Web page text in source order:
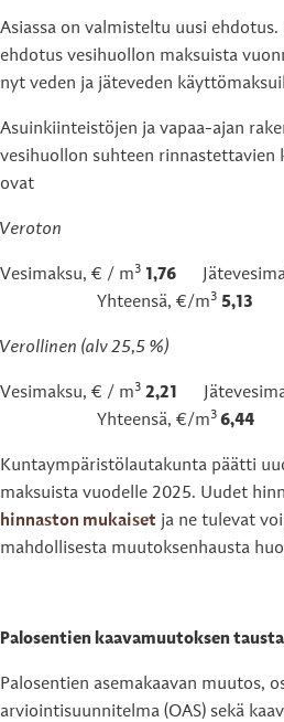
Asiassa on valmisteltu uusi
ehdotus vesihuollon maksuista
nyt veden ja jäteveden
Asuinkiinteistöjen ja vapaa-ajan
vesihuollon suhteen
ovat
Veroton
Vesimaksu, € / m3 1,76
Yhteensä, €/m3 5,13
Verollinen (alv 25,5 %)
Vesimaksu, € / m3 2,21
Yhteensä, €/m3 6,44
Kuntaympäristölautakunta päätti
maksuista vuodelle 2025. Uudet
hinnaston mukaiset ja ne tulevat
mahdollisesta muutoksenhausta
Palosentien kaavamuutoksen
Palosentien asemakaavan muutos,
arviointisuunnitelma (OAS) sekä